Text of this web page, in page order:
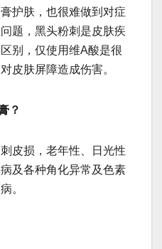
护肤，也很难做到对症
题，黑头粉刺是皮肤疾
别，仅使用维A酸是很
皮肤屏障造成伤害。
？
皮损，老年性、日光性
及各种角化异常及色素
。